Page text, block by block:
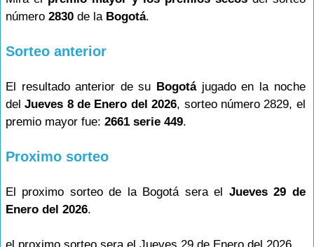
número 2830 de la Bogotá.
Sorteo anterior
El resultado anterior de su Bogotájugado en la noche
delJueves 8 de Enero del 2026, sorteo número 2829, el
premio mayor fue: 2661 serie 449.
Proximo sorteo
El proximo sorteo de la Bogotá sera el Jueves 29 de
Enero del 2026.